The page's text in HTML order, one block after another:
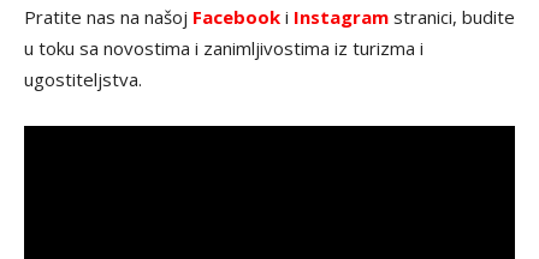
Pratite nas na našoj Facebook i Instagram stranici, budite
u toku sa novostima i zanimljivostima iz turizma i
ugostiteljstva.